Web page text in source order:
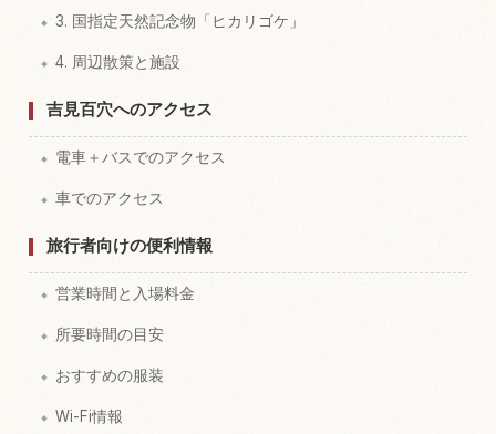
3. 国指定天然記念物「ヒカリゴケ」
4. 周辺散策と施設
吉見百穴へのアクセス
電車＋バスでのアクセス
車でのアクセス
旅行者向けの便利情報
営業時間と入場料金
所要時間の目安
おすすめの服装
Wi-Fi情報